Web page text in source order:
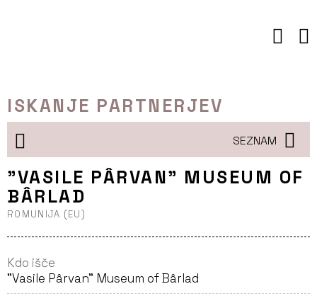
ISKANJE PARTNERJEV
SEZNAM
”VASILE PÂRVAN” MUSEUM OF
BÂRLAD
ROMUNIJA (EU)
Kdo išče
”Vasile Pârvan” Museum of Bârlad